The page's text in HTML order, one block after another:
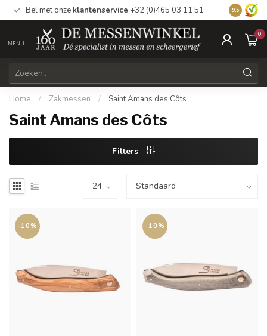
Bel met onze klantenservice +32 (0)465 03 11 51 Bezoek
9.5
MENU
0
Home / Zakmessen / Saint Amans des Côts
Saint Amans des Côts
Filters
-10% -10%